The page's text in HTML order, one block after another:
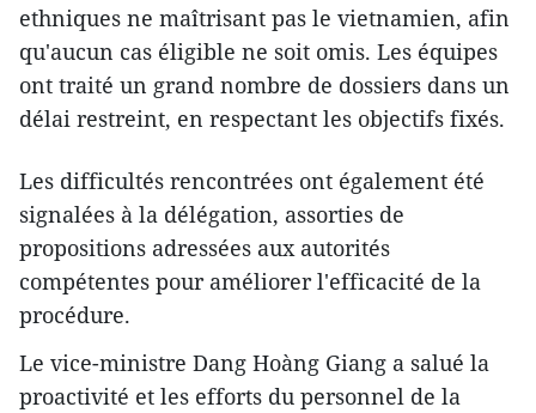
ethniques ne maîtrisant pas le vietnamien, afin
qu'aucun cas éligible ne soit omis. Les équipes
ont traité un grand nombre de dossiers dans un
délai restreint, en respectant les objectifs fixés.
Les difficultés rencontrées ont également été
signalées à la délégation, assorties de
propositions adressées aux autorités
compétentes pour améliorer l'efficacité de la
procédure.
Le vice-ministre Dang Hoàng Giang a salué la
proactivité et les efforts du personnel de la